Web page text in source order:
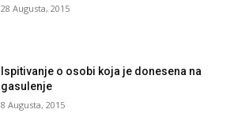
28 Augusta, 2015
Ispitivanje o osobi koja je donesena na
gasulenje
8 Augusta, 2015